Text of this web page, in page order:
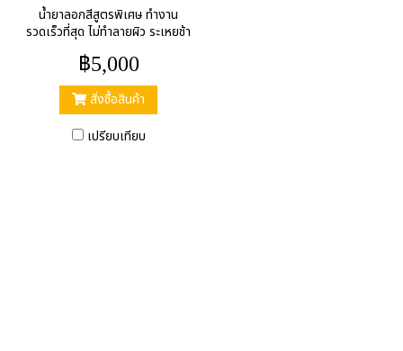
น้ำยาลอกสีสูตรพิเศษ ทำงาน
รวดเร็วที่สุด ไม่ทำลายผิว ระเหยช้า
฿5,000
สั่งซื้อสินค้า
เปรียบเทียบ